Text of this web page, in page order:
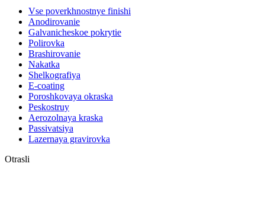
Vse poverkhnostnye finishi
Anodirovanie
Galvanicheskoe pokrytie
Polirovka
Brashirovanie
Nakatka
Shelkografiya
E-coating
Poroshkovaya okraska
Peskostruy
Aerozolnaya kraska
Passivatsiya
Lazernaya gravirovka
Otrasli